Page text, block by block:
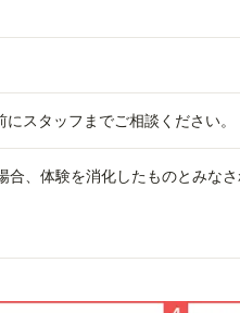
スタッフまでご相談ください。
、体験を消化したものとみな